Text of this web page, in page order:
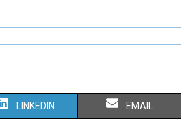
LINKEDIN EMAIL